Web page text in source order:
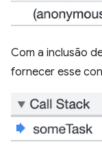
Com a inclusão
fornecer esse